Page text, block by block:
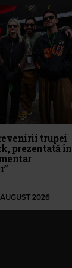
trupei
prezentată în
2026